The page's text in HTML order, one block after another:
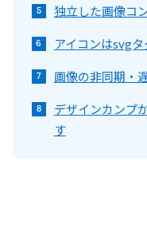
独立した画像コ
アイコンはsvg
画像の非同期・
デザインカンプ
す